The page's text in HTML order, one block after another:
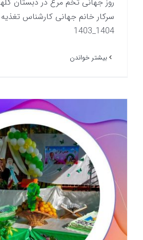
سرکار خانم جهانی کارشناس
1404_1403
بیشتر خواندن